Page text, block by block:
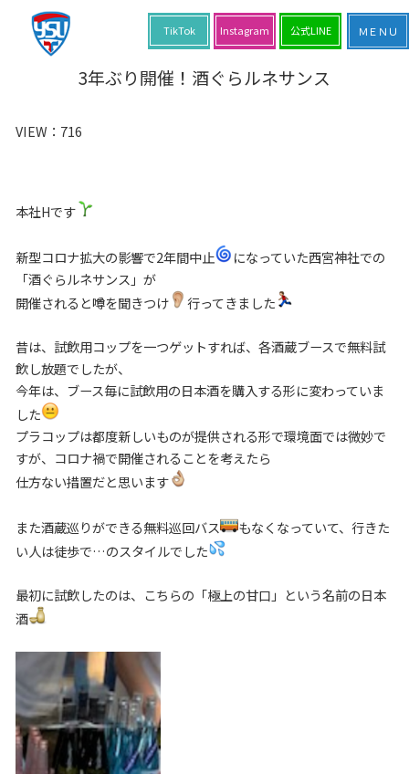
3年ぶり開催！酒ぐらルネサンス
VIEW： 716
本社Hです
新型コロナ拡大の影響で2年間中止
になっていた西宮神社での
「酒ぐらルネサンス」が
開催されると噂を聞きつけ
行ってきました
昔は、試飲用コップを一つゲットすれば、各酒蔵ブースで無料試
飲し放題でしたが、
今年は、ブース毎に試飲用の日本酒を購入する形に変わっていま
した
プラコップは都度新しいものが提供される形で環境面では微妙で
すが、コロナ禍で開催されることを考えたら
仕方ない措置だと思います
また酒蔵巡りができる無料巡回バス
もなくなっていて、行きた
い人は徒歩で…のスタイルでした
最初に試飲したのは、こちらの「極上の甘口」という名前の日本
酒
公式LINE
Instagram
TikTok